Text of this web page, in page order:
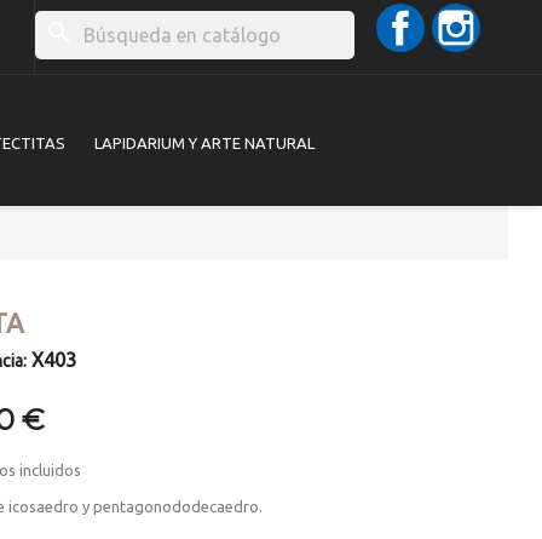
Facebook
LAPIDARIUM Y ARTE NATURAL
X403
€
incluidos
icosaedro y pentagonododecaedro.